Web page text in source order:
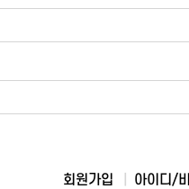
회원가입 아이디/